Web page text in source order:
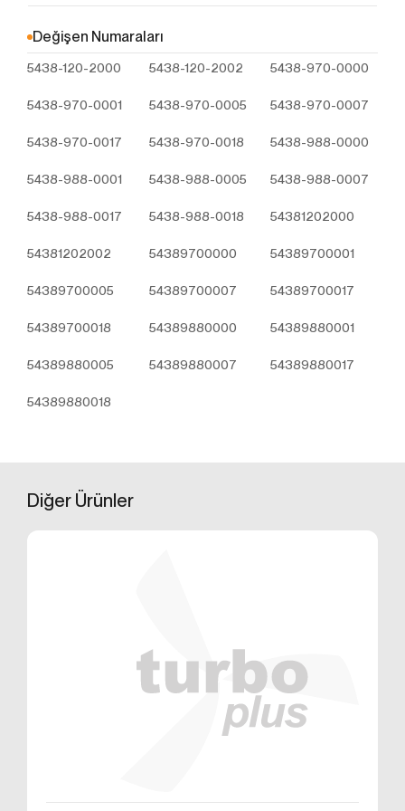
Değişen Numaraları
5438-120-2000 5438-120-2002 5438-970-0000
5438-970-0001 5438-970-0005 5438-970-0007
5438-970-0017 5438-970-0018 5438-988-0000
5438-988-0001 5438-988-0005 5438-988-0007
5438-988-0017 5438-988-0018 54381202000
54381202002 54389700000 54389700001
54389700005 54389700007 54389700017
54389700018 54389880000 54389880001
54389880005 54389880007 54389880017
54389880018
Diğer Ürünler
tarayıcılar aracılığıyla cihazınıza veya ağ sunucusuna
depolanan küçük metin dosyalarıdır. Sitede tercih
ettiğiniz dil ve diğer ayarları içeren bu küçük metin
tercihlerinizin hatırlanmasına ve sitedeki deneyiminizi
yapmamıza yardımcı olur. Böylece bir sonraki
İnternet Sitemizde çerez kullanılmasının başlıca
İnternet sitesinin işlevselliğini ve performansını
geliştirmek,
üzerinden yeni özellikler sunmak ve sunulan
İnternet Sitesinin, sizin ve Kurum’un hukuki ve
üzerinden sahte işlemlerin gerçekleştirilmesini
Suçlarla Mücadele Edilmesi Hakkında Kanun ve
Internet Ortamında Yapılan Yayınların
3.1.Oturum Çerezleri
Oturum çerezlerini ziyaretinizi süresince internet
sitesinin düzgün bir şekilde çalışmasının teminini
sağlamaktadır. Sitelerimizin ve sizin, ziyaretinizde
güvenliğini, sürekliliğini sağlamak gibi amaçlarla
3.2.Kalıcı Çerezler